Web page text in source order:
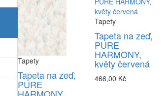
Tapety
Tapeta na zeď,
PURE
Tapety
Tapeta na zeď,
PURE
HARMONY,
květy červená
466,00 Kč